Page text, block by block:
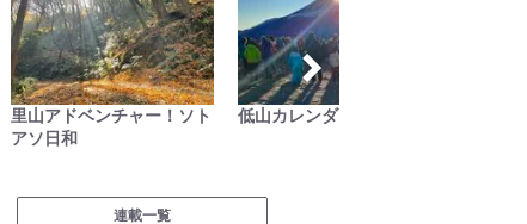
低山カレンダー
日本全国 車中泊女性アン
連載一覧